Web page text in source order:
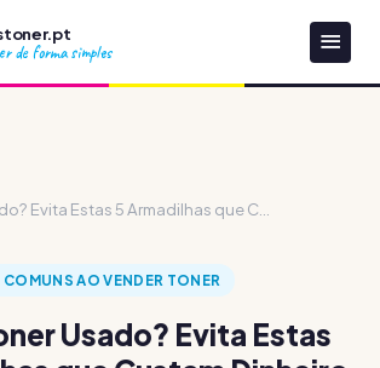
de forma simples
Evita Estas 5 Armadilhas que C...
COMUNS AO VENDER TONER
Usado? Evita Estas